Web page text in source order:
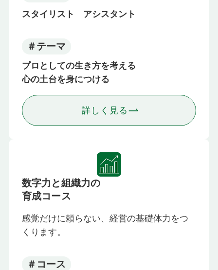
スタイリスト アシスタント
＃テーマ
プロとしての生き方を考える
心の土台を身につける
詳しく見る
数字力と組織力の
育成コース
感覚だけに頼らない、経営の基礎体力をつ
くります。
＃コース